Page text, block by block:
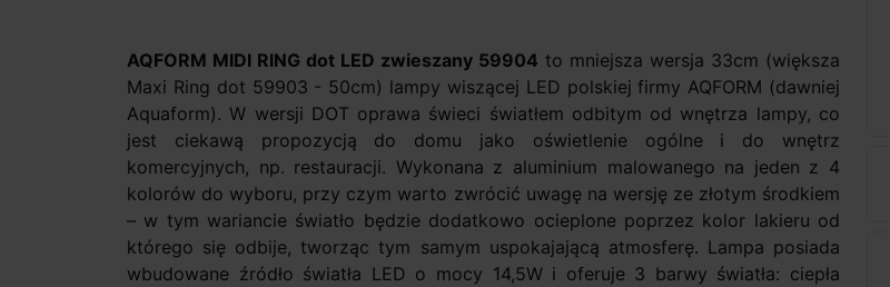
AQFORM MIDI RING dot LED zwieszany 59904 to mniejsza wersja 33cm (większa
Maxi Ring dot 59903 - 50cm) lampy wiszącej LED polskiej firmy AQFORM (dawniej
Aquaform). W wersji DOT oprawa świeci światłem odbitym od wnętrza lampy, co
jest ciekawą propozycją do domu jako oświetlenie ogólne i do wnętrz
komercyjnych, np. restauracji. Wykonana z aluminium malowanego na jeden z 4
kolorów do wyboru, przy czym warto zwrócić uwagę na wersję ze złotym środkiem
– w tym wariancie światło będzie dodatkowo ocieplone poprzez kolor lakieru od
którego się odbije, tworząc tym samym uspokajającą atmosferę. Lampa posiada
wbudowane źródło światła LED o mocy 14,5W i oferuje 3 barwy światła: ciepła